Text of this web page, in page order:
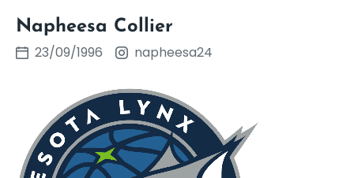
Napheesa Collier
23/09/1996 napheesa24